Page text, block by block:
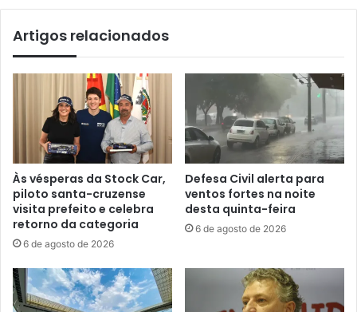
Artigos relacionados
Às vésperas da Stock Car,
piloto santa-cruzense
visita prefeito e celebra
retorno da categoria
6 de agosto de 2026
Defesa Civil alerta para
ventos fortes na noite
desta quinta-feira
6 de agosto de 2026